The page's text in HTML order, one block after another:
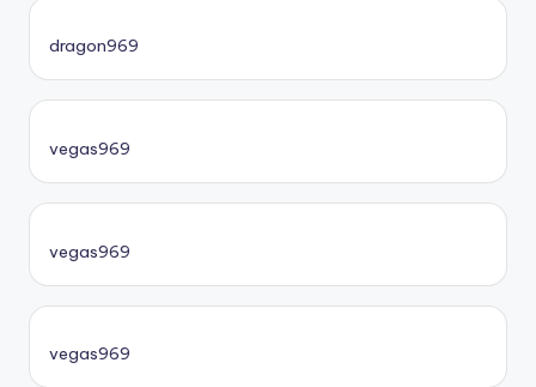
dragon969
vegas969
vegas969
vegas969